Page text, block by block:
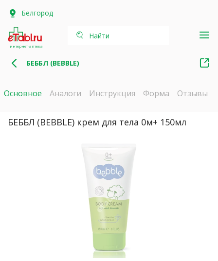
Белгород
интернет-аптека
Найти
БЕББЛ (BEBBLE)
Основное Аналоги Инструкция Форма Отзывы
БЕББЛ (BEBBLE) крем для тела 0м+ 150мл